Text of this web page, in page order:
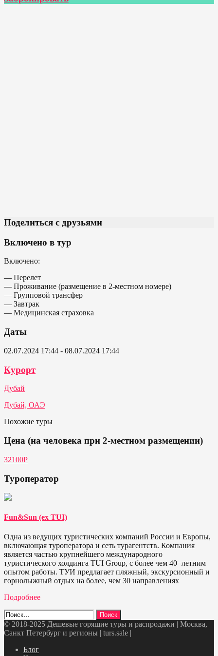
Поделиться с друзьями
Включено в тур
Включено:
— Перелет
— Проживание (размещение в 2-местном номере)
— Групповой трансфер
— Завтрак
— Медицинская страховка
Даты
02.07.2024 17:44 - 08.07.2024 17:44
Курорт
Дубай
Дубай, ОАЭ
Похожие туры
Цена (на человека при 2-местном размещении)
32100Р
Туроператор
Fun&Sun (ex TUI)
Одна из ведущих туристических компаний России и Европы,
включающая туроператора и сеть турагентств. Компания
является частью крупнейшего международного
туристического холдинга TUI Group, с более чем 40−летним
опытом работы. ТУИ предлагает пляжный, экскурсионный и
горнолыжный отдых на более, чем 30 направлениях
Подробнее
Найти:
© 2018-2025 Дешевые горящие туры и распродажи | Москва,
Санкт Петербург и регионы | turs.sale |
Блог